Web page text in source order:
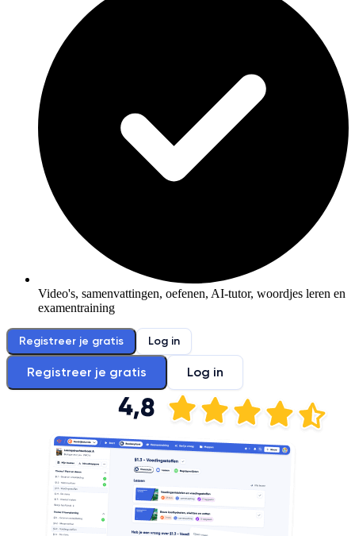
Video's, samenvattingen, oefenen, AI-tutor, woordjes leren en
examentraining
Registreer je gratis Log in
Registreer je gratis Log in